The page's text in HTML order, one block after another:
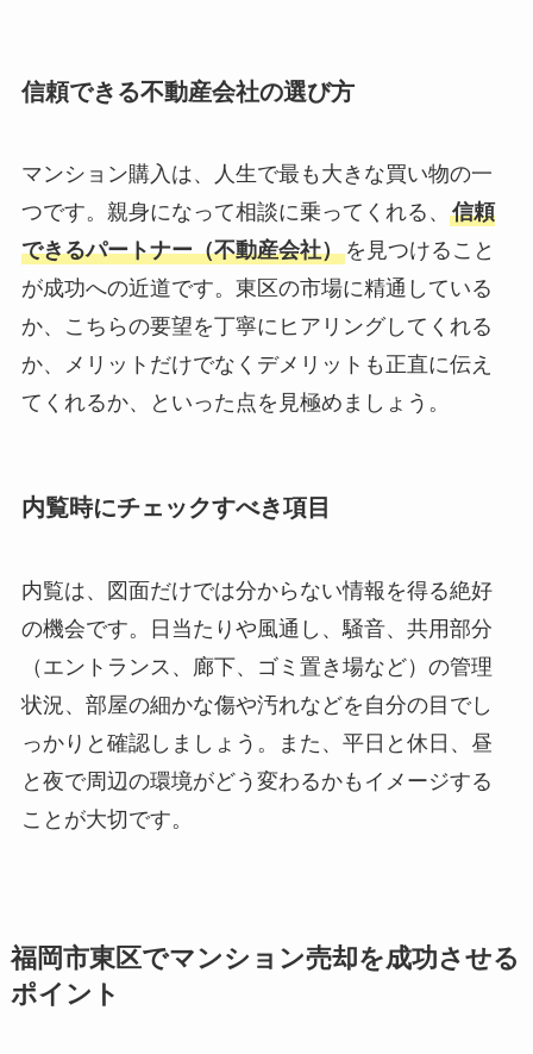
信頼できる不動産会社の選び方
マンション購入は、人生で最も大きな買い物の一
つです。親身になって相談に乗ってくれる、 信頼
できるパートナー（不動産会社）を見つけること
が成功への近道です。東区の市場に精通している
か、こちらの要望を丁寧にヒアリングしてくれる
か、メリットだけでなくデメリットも正直に伝え
てくれるか、といった点を見極めましょう。
内覧時にチェックすべき項目
内覧は、図面だけでは分からない情報を得る絶好
の機会です。日当たりや風通し、騒音、共用部分
（エントランス、廊下、ゴミ置き場など）の管理
状況、部屋の細かな傷や汚れなどを自分の目でし
っかりと確認しましょう。また、平日と休日、昼
と夜で周辺の環境がどう変わるかもイメージする
ことが大切です。
福岡市東区でマンション売却を成功させる
ポイント